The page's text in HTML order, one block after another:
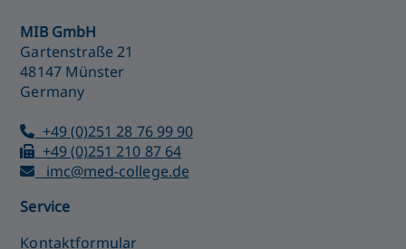
MIB GmbH
Gartenstraße 21
48147 Münster
Germany
+49 (0)251 28 76 99 90
+49 (0)251 210 87 64
imc@med-college.de
Service
Kontaktformular